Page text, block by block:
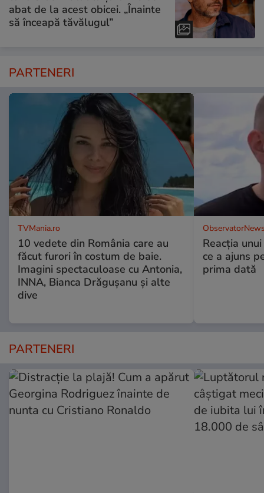
abat de la acest obicei. „Înainte
să înceapă tăvălugul”
PARTENERI
TVMania.ro
10 vedete din România care au
făcut furori în costum de baie.
Imagini spectaculoase cu Antonia,
INNA, Bianca Drăgușanu și alte
dive
Reacția
ce a ajuns
prima dată
PARTENERI